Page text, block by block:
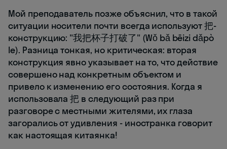
Мой преподаватель позже объяснил, что в такой
ситуации носители почти всегда используют 把-
конструкцию: "我把杯子打破了" (Wǒ bǎ bēizi dǎpò
le). Разница тонкая, но критическая: вторая
конструкция явно указывает на то, что действие
совершено над конкретным объектом и
привело к изменению его состояния. Когда я
использовала 把 в следующий раз при
разговоре с местными жителями, их глаза
загорались от удивления - иностранка говорит
как настоящая китаянка!